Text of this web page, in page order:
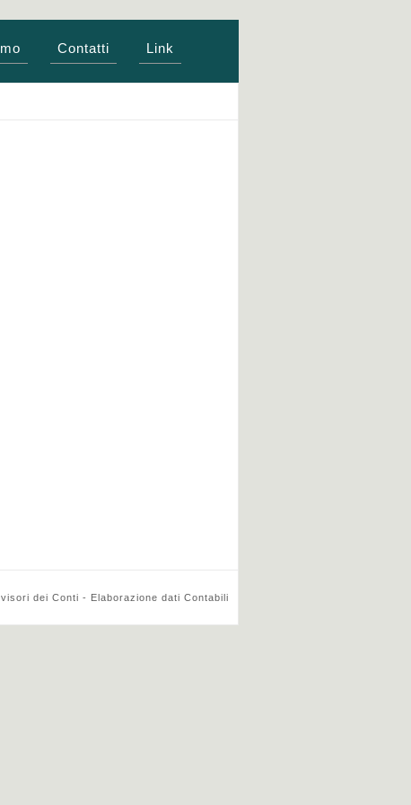
Contatti Link
dei Conti - Elaborazione dati Contabili